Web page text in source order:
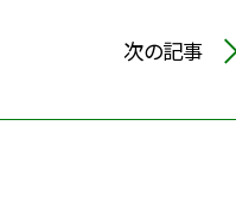
次の記事